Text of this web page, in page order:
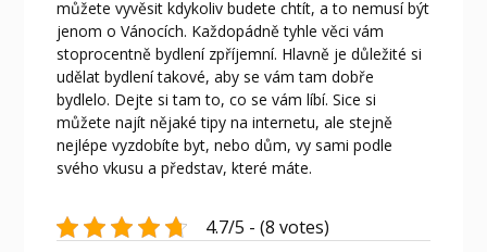
můžete vyvěsit kdykoliv budete chtít, a to nemusí být
jenom o Vánocích. Každopádně tyhle věci vám
stoprocentně bydlení zpříjemní. Hlavně je důležité si
udělat bydlení takové, aby se vám tam dobře
bydlelo. Dejte si tam to, co se vám líbí. Sice si
můžete najít nějaké tipy na internetu, ale stejně
nejlépe vyzdobíte byt, nebo dům, vy sami podle
svého vkusu a představ, které máte.
4.7/5 - (8 votes)